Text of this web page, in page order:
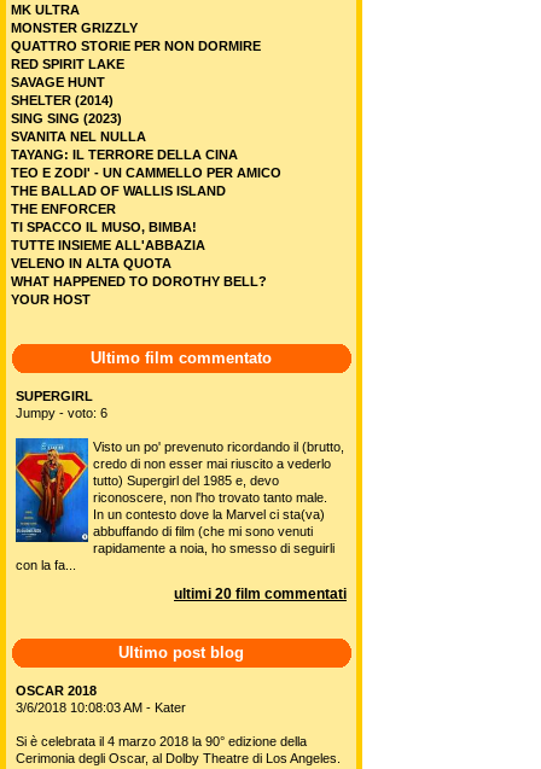
MK ULTRA
MONSTER GRIZZLY
QUATTRO STORIE PER NON DORMIRE
RED SPIRIT LAKE
SAVAGE HUNT
SHELTER (2014)
SING SING (2023)
SVANITA NEL NULLA
TAYANG: IL TERRORE DELLA CINA
TEO E ZODI' - UN CAMMELLO PER AMICO
THE BALLAD OF WALLIS ISLAND
THE ENFORCER
TI SPACCO IL MUSO, BIMBA!
TUTTE INSIEME ALL'ABBAZIA
VELENO IN ALTA QUOTA
WHAT HAPPENED TO DOROTHY BELL?
YOUR HOST
Ultimo film commentato
SUPERGIRL
Jumpy - voto: 6
Visto un po' prevenuto ricordando il (brutto,
credo di non esser mai riuscito a vederlo
tutto) Supergirl del 1985 e, devo
riconoscere, non l'ho trovato tanto male.
In un contesto dove la Marvel ci sta(va)
abbuffando di film (che mi sono venuti
rapidamente a noia, ho smesso di seguirli
con la fa...
ultimi 20 film commentati
Ultimo post blog
OSCAR 2018
3/6/2018 10:08:03 AM - Kater
Si è celebrata il 4 marzo 2018 la 90° edizione della
Cerimonia degli Oscar, al Dolby Theatre di Los Angeles.